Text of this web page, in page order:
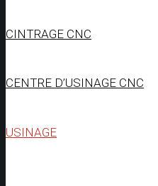
CINTRAGE CNC
CENTRE D’USINAGE CNC
USINAGE